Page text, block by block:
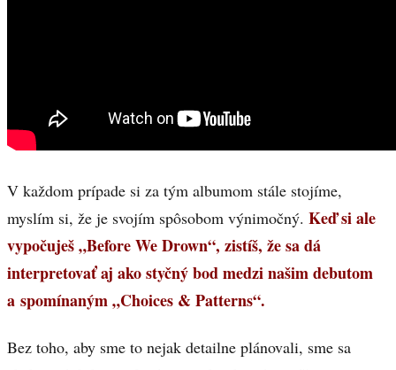
V každom prípade si za tým albumom stále stojíme,
myslím si, že je svojím spôsobom výnimočný. Keď si ale
vypočuješ „Before We Drown“, zistíš, že sa dá
interpretovať aj ako styčný bod medzi našim debutom
a spomínaným „Choices & Patterns“.
Bez toho, aby sme to nejak detailne plánovali, sme sa